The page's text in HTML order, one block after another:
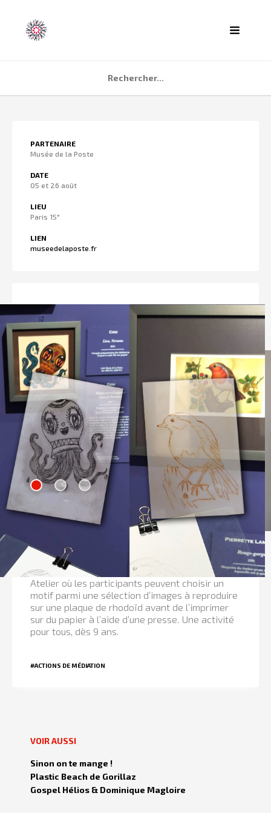
PARTENAIRE
Musée de la Poste
DATE
05 et 26 août
LIEU
Paris 15°
LIEN
museedelaposte.fr
Atelier Apprentis graveurs
Atelier où les participants peuvent choisir un
motif parmi une sélection d’images à reproduire
sur une plaque de rhodoïd avant de l’imprimer
sur du papier à l’aide d’une presse. Une activité
pour tous, dès 9 ans.
#ACTIONS DE MÉDIATION
VOIR AUSSI
Sinon on te mange !
Plastic Beach de Gorillaz
Gospel Hélios & Dominique Magloire